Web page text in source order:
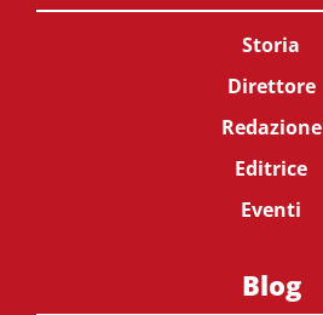
Storia
Direttore
Redazione
Editrice
Eventi
Blog